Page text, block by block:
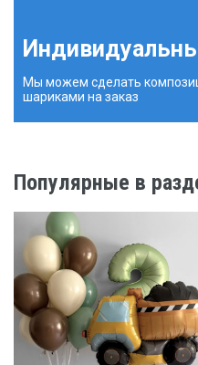
Мы можем сделать
шариками на заказ
Популярные в